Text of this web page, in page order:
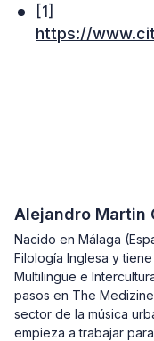
[1]
https://
Alejandro Martin
Nacido en Málaga
Filología Inglesa y
Multilingüe e
pasos en The
sector de la música
empieza a trabajar